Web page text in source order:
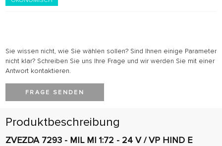
Sie wissen nicht, wie Sie wählen sollen? Sind Ihnen einige Parameter
nicht klar? Schreiben Sie uns Ihre Frage und wir werden Sie mit einer
Antwort kontaktieren.
FRAGE SENDEN
Produktbeschreibung
ZVEZDA 7293 - MIL MI 1:72 - 24 V / VP HIND E